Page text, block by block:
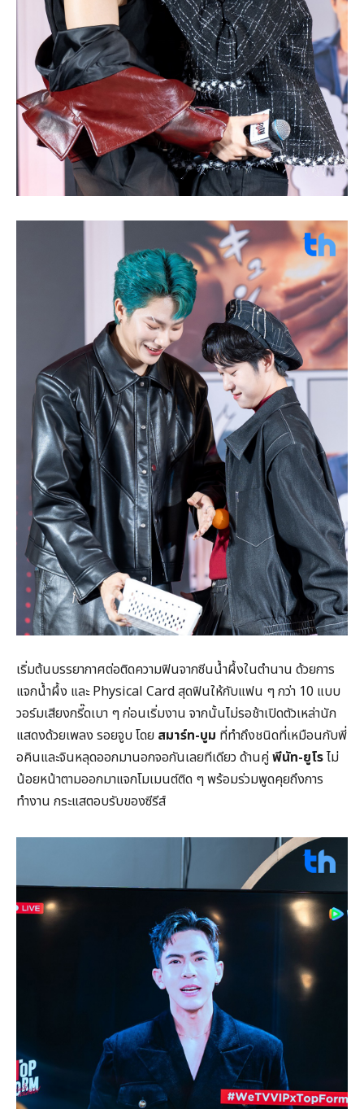
เริ่มต้นบรรยากาศต่อติดความฟินจากซีนน้ำผึ้งในตำนาน ด้วยการ
แจกน้ำผึ้ง และ Physical Card สุดฟินให้กับแฟน ๆ กว่า 10 แบบ
วอร์มเสียงกรี๊ดเบา ๆ ก่อนเริ่มงาน จากนั้นไม่รอช้าเปิดตัวเหล่านัก
แสดงด้วยเพลง รอยจูบ โดย สมาร์ท-บูม ที่ทำถึงชนิดที่เหมือนกับพี่
อคินและจินหลุดออกมานอกจอกันเลยทีเดียว ด้านคู่พีนัท-ยูโรไม่
น้อยหน้าตามออกมาแจกโมเมนต์ติด ๆ พร้อมร่วมพูดคุยถึงการ
ทำงาน กระแสตอบรับของซีรีส์